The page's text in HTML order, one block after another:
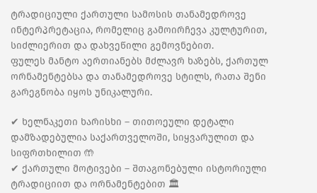
ტრადიციული ქართული სამოსის თანამედროვე
ინტერპრეტაცია, რომელიც გამოირჩევა კულტურით,
სიძლიერით და დახვეწილი გემოვნებით.
ფულეს მანტო აერთიანებს მძლავრ ხაზებს, ქართულ
ორნამენტებსა და თანამედროვე სტილს, რათა შენი
გარეგნობა იყოს უნიკალური.
✔ ხელნაკეთი ხარისხი – თითოეული დეტალი
დამზადებულია საქართველოში, სიყვარულით და
სიფრთხილით 🤲
✔ ქართული მოტივები – შთაგონებული ისტორიული
ტრადიციით და ორნამენტებით 🏛️